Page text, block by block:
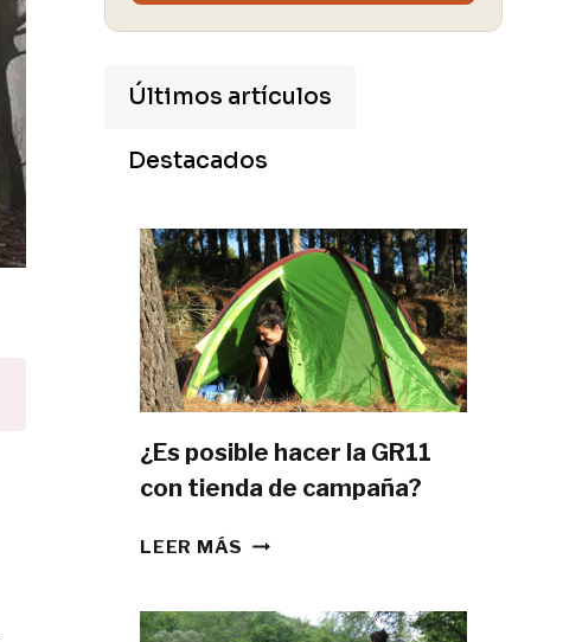
Últimos artículos
Destacados
¿Es posible hacer la GR11
con tienda de campaña?
LEER MÁS ¿ES
LA